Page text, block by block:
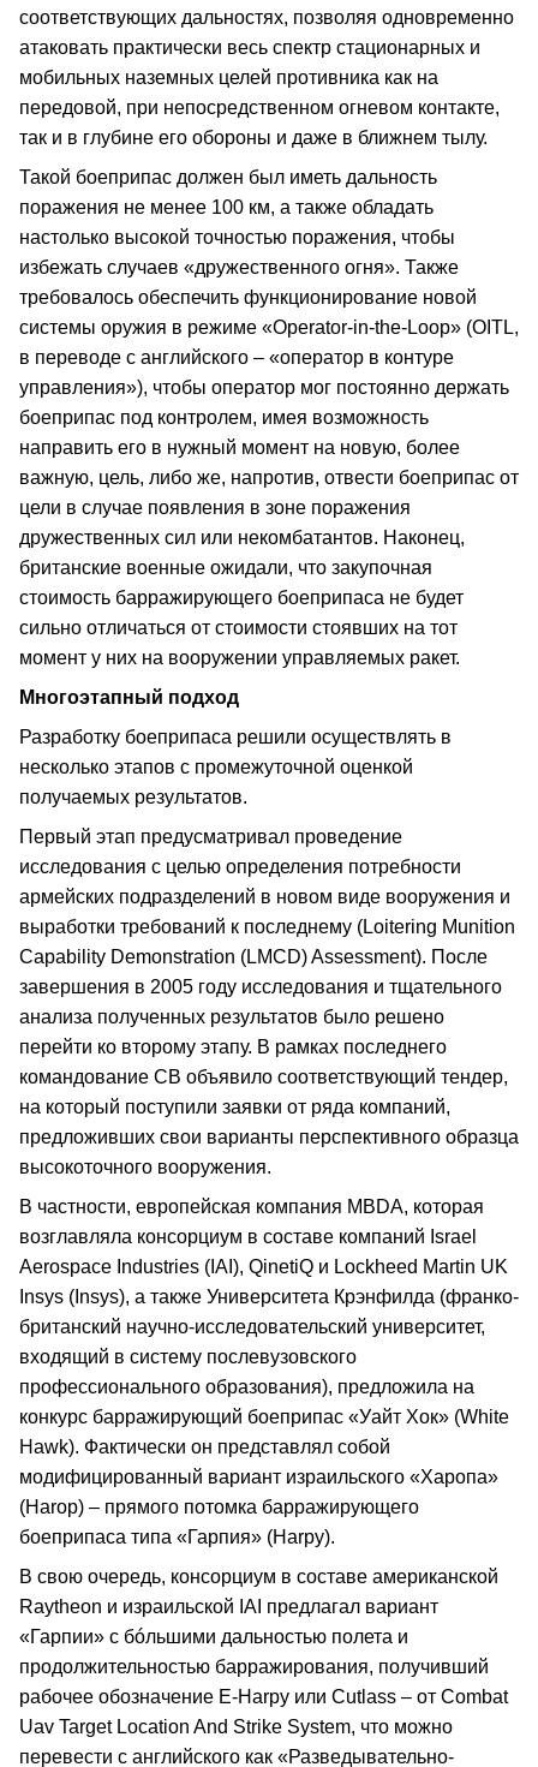
соответствующих дальностях, позволяя одновременно
атаковать практически весь спектр стационарных и
мобильных наземных целей противника как на
передовой, при непосредственном огневом контакте,
так и в глубине его обороны и даже в ближнем тылу.
Такой боеприпас должен был иметь дальность
поражения не менее 100 км, а также обладать
настолько высокой точностью поражения, чтобы
избежать случаев «дружественного огня». Также
требовалось обеспечить функционирование новой
системы оружия в режиме «Operator-in-the-Loop» (OITL,
в переводе с английского – «оператор в контуре
управления»), чтобы оператор мог постоянно держать
боеприпас под контролем, имея возможность
направить его в нужный момент на новую, более
важную, цель, либо же, напротив, отвести боеприпас от
цели в случае появления в зоне поражения
дружественных сил или некомбатантов. Наконец,
британские военные ожидали, что закупочная
стоимость барражирующего боеприпаса не будет
сильно отличаться от стоимости стоявших на тот
момент у них на вооружении управляемых ракет.
Многоэтапный подход
Разработку боеприпаса решили осуществлять в
несколько этапов с промежуточной оценкой
получаемых результатов.
Первый этап предусматривал проведение
исследования с целью определения потребности
армейских подразделений в новом виде вооружения и
выработки требований к последнему (Loitering Munition
Capability Demonstration (LMCD) Assessment). После
завершения в 2005 году исследования и тщательного
анализа полученных результатов было решено
перейти ко второму этапу. В рамках последнего
командование СВ объявило соответствующий тендер,
на который поступили заявки от ряда компаний,
предложивших свои варианты перспективного образца
высокоточного вооружения.
В частности, европейская компания MBDA, которая
возглавляла консорциум в составе компаний Israel
Aerospace Industries (IAI), QinetiQ и Lockheed Martin UK
Insys (Insys), а также Университета Крэнфилда (франко-
британский научно-исследовательский университет,
входящий в систему послевузовского
профессионального образования), предложила на
конкурс барражирующий боеприпас «Уайт Хок» (White
Hawk). Фактически он представлял собой
модифицированный вариант израильского «Харопа»
(Harop) – прямого потомка барражирующего
боеприпаса типа «Гарпия» (Harpy).
В свою очередь, консорциум в составе американской
Raytheon и израильской IAI предлагал вариант
«Гарпии» с бóльшими дальностью полета и
продолжительностью барражирования, получивший
рабочее обозначение E-Harpy или Cutlass – от Combat
Uav Target Location And Strike System, что можно
перевести с английского как «Разведывательно-